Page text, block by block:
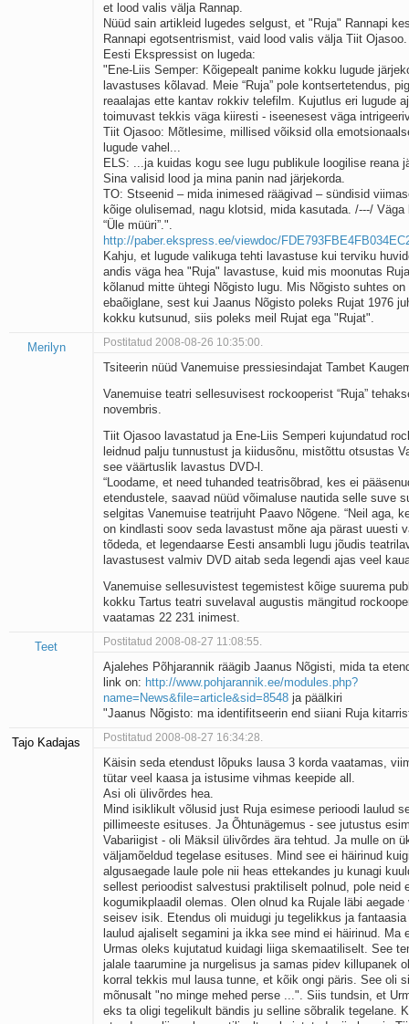
et lood valis välja Rannap.
Nüüd sain artikleid lugedes selgust, et "Ruja" Rannapi
Rannapi egotsentrismist, vaid lood valis välja Tiit Ojasoo.
Eesti Ekspressist on lugeda:
"Ene-Liis Semper: Kõigepealt panime kokku lugude
lavastuses kõlavad. Meie “Ruja” pole kontsertetendus,
reaalajas ette kantav rokkiv telefilm. Kujutlus eri lugude
toimuvast tekkis väga kiiresti - iseenesest väga
Tiit Ojasoo: Mõtlesime, millised võiksid olla
lugude vahel...
ELS: ...ja kuidas kogu see lugu publikule loogilise reana
Sina valisid lood ja mina panin nad järjekorda.
TO: Stseenid – mida inimesed räägivad – sündisid
kõige olulisemad, nagu klotsid, mida kasutada. /---/
“Üle müüri”.".
http://paber.ekspress.ee/viewdoc/
Kahju, et lugude valikuga tehti lavastuse kui terviku
andis väga hea "Ruja" lavastuse, kuid mis moonutas
kõlanud mitte ühtegi Nõgisto lugu. Mis Nõgisto suhtes
ebaõiglane, sest kui Jaanus Nõgisto poleks Rujat 1976
kokku kutsunud, siis poleks meil Rujat ega "Rujat".
Merilyn Postitatud 2008-08-26 10:35:00.
Tsiteerin nüüd Vanemuise pressiesindajat Tambet
Vanemuise teatri sellesuvisest rockooperist “Ruja”
novembris.
Tiit Ojasoo lavastatud ja Ene-Liis Semperi kujundatud
leidnud palju tunnustust ja kiidusõnu, mistõttu otsustas
see väärtuslik lavastus DVD-l.
“Loodame, et need tuhanded teatrisõbrad, kes ei
etendustele, saavad nüüd võimaluse nautida selle suve
selgitas Vanemuise teatrijuht Paavo Nõgene. “Neil aga,
on kindlasti soov seda lavastust mõne aja pärast uuesti
tõdeda, et legendaarse Eesti ansambli lugu jõudis
lavastusest valmiv DVD aitab seda legendi ajas veel
Vanemuise sellesuvistest tegemistest kõige suurema
kokku Tartus teatri suvelaval augustis mängitud
vaatamas 22 231 inimest.
Teet Postitatud 2008-08-27 11:08:55.
Ajalehes Põhjarannik räägib Jaanus Nõgisti, mida ta
link on: http://www.pohjarannik.ee/modules.php?
name=News&file=article&sid=8548 ja päälkiri
"Jaanus Nõgisto: ma identifitseerin end siiani Ruja
Tajo Kadajas Postitatud 2008-08-27 16:34:28.
Käisin seda etendust lõpuks lausa 3 korda vaatamas,
tütar veel kaasa ja istusime vihmas keepide all.
Asi oli ülivõrdes hea.
Mind isiklikult võlusid just Ruja esimese perioodi laulud
pillimeeste esituses. Ja Õhtunägemus - see jutustus
Vabariigist - oli Mäksil ülivõrdes ära tehtud. Ja mulle on
väljamõeldud tegelase esituses. Mind see ei häirinud
algusaegade laule pole nii heas ettekandes ju kunagi
sellest perioodist salvestusi praktiliselt polnud, pole neid
kogumikplaadil olemas. Olen olnud ka Rujale läbi aegade
seisev isik. Etendus oli muidugi ju tegelikkus ja
laulud ajaliselt segamini ja ikka see mind ei häirinud. Ma
Urmas oleks kujutatud kuidagi liiga skemaatiliselt. See
jalale taarumine ja nurgelisus ja samas pidev killupanek
korral tekkis mul lausa tunne, et kõik ongi päris. See oli
mõnusalt "no minge mehed perse ...". Siis tundsin, et
eks ta oligi tegelikult bändis ju selline sõbralik tegelane.